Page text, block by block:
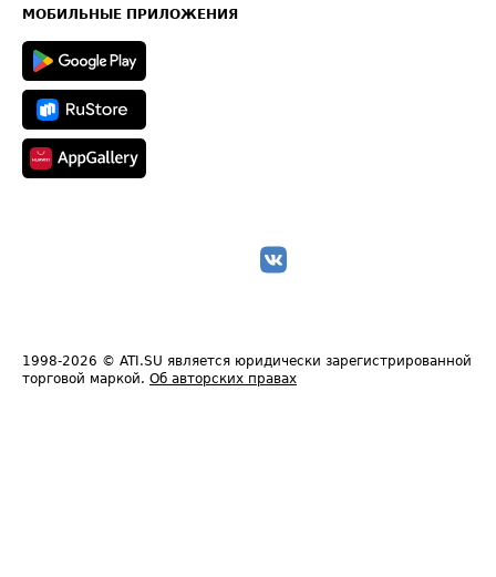
Техническая информация
МОБИЛЬНЫЕ ПРИЛОЖЕНИЯ
1998-2026 © ATI.SU является юридически зарегистрированной
торговой маркой. Об авторских правах